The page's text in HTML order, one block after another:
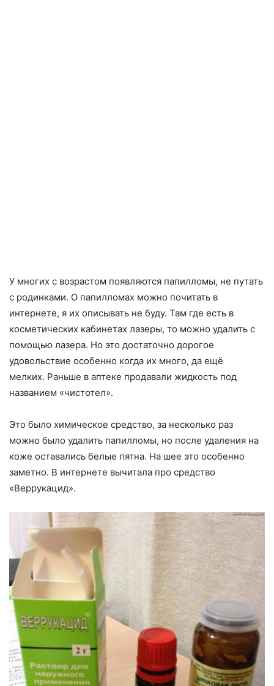
У многих с возрастом появляются папилломы, не путать
с родинками. О папилломах можно почитать в
интернете, я их описывать не буду. Там где есть в
косметических кабинетах лазеры, то можно удалить с
помощью лазера. Но это достаточно дорогое
удовольствие особенно когда их много, да ещё
мелких. Раньше в аптеке продавали жидкость под
названием «чистотел».
Это было химическое средство, за несколько раз
можно было удалить папилломы, но после удаления на
коже оставались белые пятна. На шее это особенно
заметно. В интернете вычитала про средство
«Веррукацид».